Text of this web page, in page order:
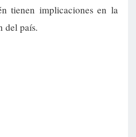
tienen implicaciones en la
del país.